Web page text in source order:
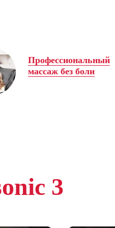
Профессиональный
массаж без боли
3